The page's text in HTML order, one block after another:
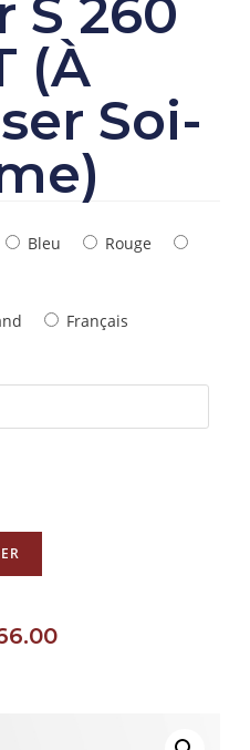
S 260
(À
Soi-
Bleu
Rouge
Français